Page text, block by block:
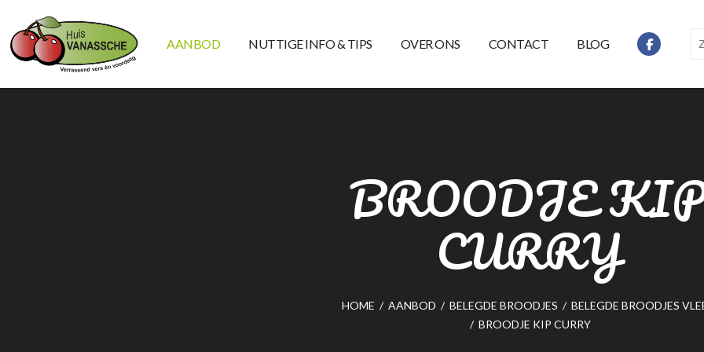
AANBOD NUTTIGE INFO & TIPS OVER ONS CONTACT BLOG
BROODJE
CURRY
HOME / AANBOD / BELEGDE BROODJES / BELEGDE BROODJES
/ BROODJE KIP CURRY